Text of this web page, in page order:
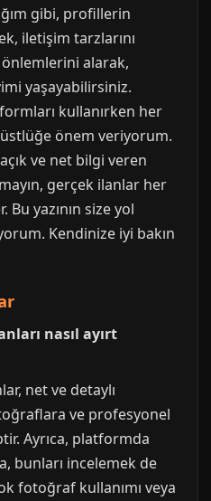
gibi, profillerin
iletişim tarzlarını
alarak,
yaşayabilirsiniz.
kullanırken her
önem veriyorum.
ve net bilgi veren
gerçek ilanlar her
yazının size yol
Kendinize iyi bakın
nasıl ayırt
net ve detaylı
ve profesyonel
Ayrıca, platformda
bunları incelemek de
fotoğraf kullanımı veya